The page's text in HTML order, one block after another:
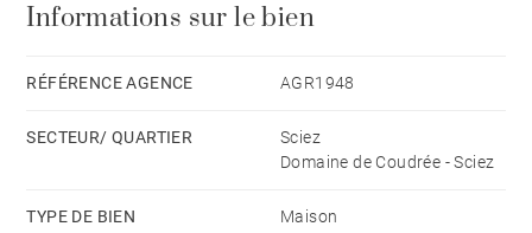
Un permis de construire accepté permet la réalisation
une certaine flexibilité dans le projet envisagé.
Un double garage, un vaste abri de jardin et un ponton
Informations sur le bien
RÉFÉRENCE AGENCE AGR1948
SECTEUR/ QUARTIER
Sciez
Domaine de Coudrée - Sciez
TYPE DE BIEN Maison